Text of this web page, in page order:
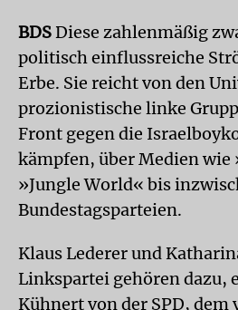
BDSDiese zahlenmäßig
politisch einflussreiche
Erbe. Sie reicht von den
prozionistische linke
Front gegen die
kämpfen, über Medien
»Jungle World« bis
Bundestagsparteien.
Klaus Lederer und
Linkspartei gehören dazu,
Kühnert von der SPD, dem